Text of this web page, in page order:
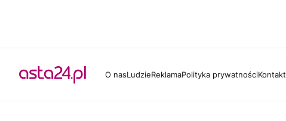
O nasLudzieReklamaPolityka prywatnościKontakt